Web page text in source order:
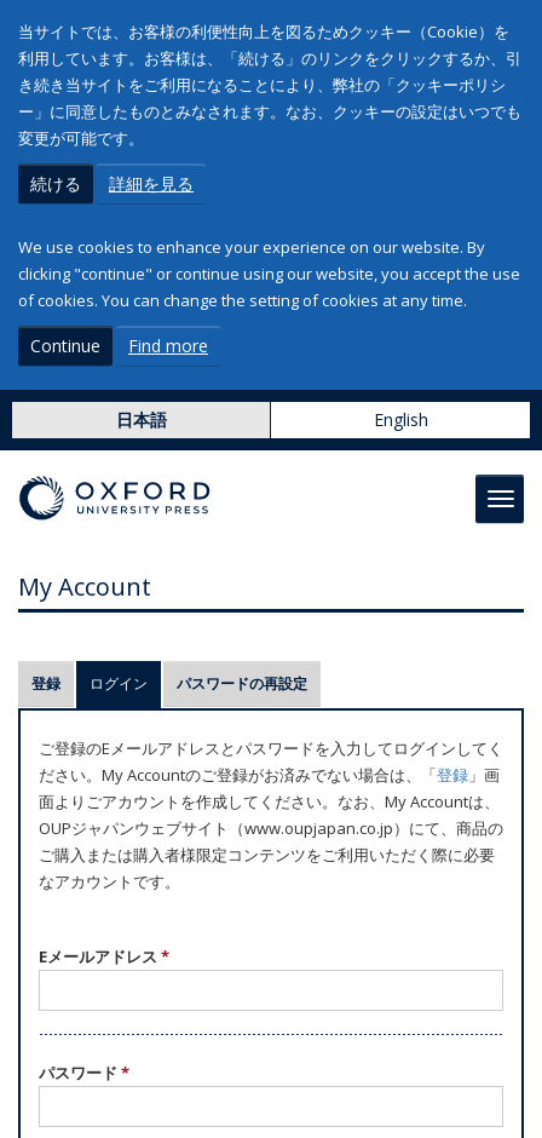
当サイトでは、お客様の利便性向上を図るためクッキー（Cookie）を
利用しています。お客様は、「続ける」のリンクをクリックするか、引
き続き当サイトをご利用になることにより、弊社の「クッキーポリシ
ー」に同意したものとみなされます。なお、クッキーの設定はいつでも
変更が可能です。
続ける 詳細を見る
We use cookies to enhance your experience on our website. By
clicking "continue" or continue using our website, you accept the use
of cookies. You can change the setting of cookies at any time.
Continue Find more
日本語 English
My Account
プ
ラ
マ
リ
ー
タ
ブ
登録 ログイン (アクティブなタブ)
パスワードの再設定
ご登録のEメールアドレスとパスワードを入力してログインしてく
ださい。My Accountのご登録がお済みでない場合は、「登録 」画
面よりごアカウントを作成してください。なお、My Accountは、
OUPジャパンウェブサイト（www.oupjapan.co.jp）にて、商品の
ご購入または購入者様限定コンテンツをご利用いただく際に必要
なアカウントです。
Eメールアドレス *
パスワード *